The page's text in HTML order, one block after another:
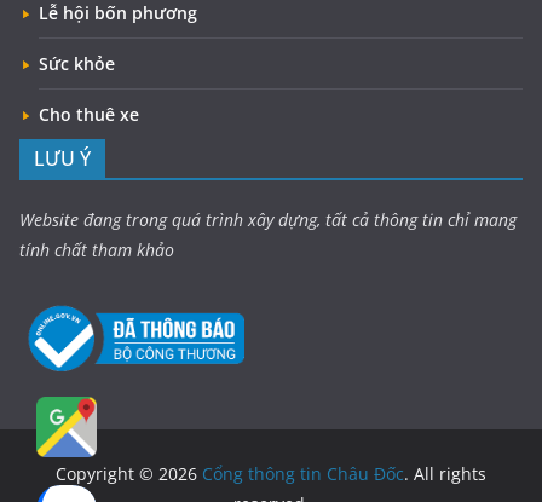
Lễ hội bốn phương
Sức khỏe
Cho thuê xe
LƯU Ý
Website đang trong quá trình xây dựng, tất cả thông tin chỉ mang
tính chất tham khảo
Copyright © 2026 Cổng thông tin Châu Đốc. All rights